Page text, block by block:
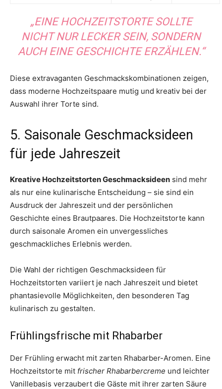
„EINE HOCHZEITSTORTE SOLLTE
NICHT NUR LECKER SEIN, SONDERN
AUCH EINE GESCHICHTE ERZÄHLEN.“
Diese extravaganten Geschmackskombinationen zeigen,
dass moderne Hochzeitspaare mutig und kreativ bei der
Auswahl ihrer Torte sind.
5. Saisonale Geschmacksideen
für jede Jahreszeit
Kreative Hochzeitstorten Geschmacksideen sind mehr
als nur eine kulinarische Entscheidung – sie sind ein
Ausdruck der Jahreszeit und der persönlichen
Geschichte eines Brautpaares. Die Hochzeitstorte kann
durch saisonale Aromen ein unvergessliches
geschmackliches Erlebnis werden.
Die Wahl der richtigen Geschmacksideen für
Hochzeitstorten variiert je nach Jahreszeit und bietet
phantasievolle Möglichkeiten, den besonderen Tag
kulinarisch zu gestalten.
Frühlingsfrische mit Rhabarber
Der Frühling erwacht mit zarten Rhabarber-Aromen. Eine
Hochzeitstorte mit frischer Rhabarbercreme und leichter
Vanillebasis verzaubert die Gäste mit ihrer zarten Säure